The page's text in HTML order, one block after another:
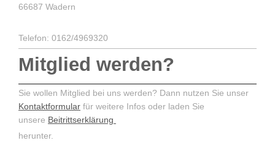
66687 Wadern
Telefon: 0162/4969320
Mitglied werden?
Sie wollen Mitglied bei uns werden? Dann nutzen Sie unser
Kontaktformular für weitere Infos oder laden Sie
unsere Beitrittserklärung
herunter.